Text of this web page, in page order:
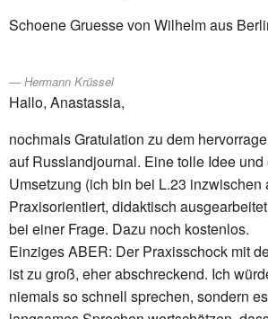
Schoene Gruesse von Wilhelm aus
Hermann Krüssel
Hallo, Anastassia,
nochmals Gratulation zu dem
auf Russlandjournal. Eine tolle Idee
Umsetzung (ich bin bei L.23 inzwischen
Praxisorientiert, didaktisch
bei einer Frage. Dazu noch kostenlos.
Einziges ABER: Der Praxisschock mit
ist zu groß, eher abschreckend. Ich
niemals so schnell sprechen, sondern